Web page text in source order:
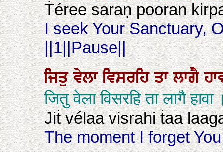
Ṫéree saraṇ pooran
I seek Your Sanctuary,
||1||Pause||
ਜਿਤੁਵੇਲਾਵਿਸਰਹਿਤਾਲਾਗੈ
जितु वेला विसरहि ता लागै
Jiṫ vélaa visrahi ṫaa
The moment I forget